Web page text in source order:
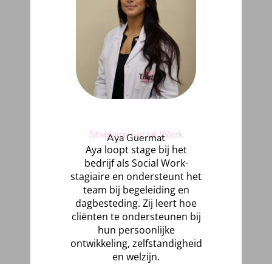
Stagiaire Social Work
Aya Guermat
Aya loopt stage bij het
bedrijf als Social Work-
stagiaire en ondersteunt het
team bij begeleiding en
dagbesteding. Zij leert hoe
cliënten te ondersteunen bij
hun persoonlijke
ontwikkeling, zelfstandigheid
en welzijn.